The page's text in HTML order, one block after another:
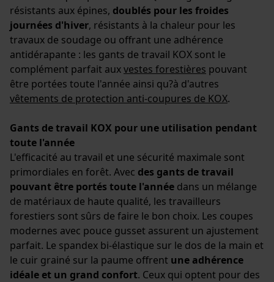
résistants aux épines, doublés pour les froides
journées d'hiver, résistants à la chaleur pour les
travaux de soudage ou offrant une adhérence
antidérapante : les gants de travail KOX sont le
complément parfait auxvestes forestières pouvant
être portées toute l'année ainsi qu?à d'autres
vêtements de protection anti-coupures de KOX.
Gants de travail KOX pour une utilisation pendant
toute l'année
L'efficacité au travail et une sécurité maximale sont
primordiales en forêt. Avec des gants de travail
pouvant être portés toute l'année dans un mélange
de matériaux de haute qualité, les travailleurs
forestiers sont sûrs de faire le bon choix. Les coupes
modernes avec pouce gusset assurent un ajustement
parfait. Le spandex bi-élastique sur le dos de la main et
le cuir grainé sur la paume offrent une adhérence
idéale et un grand confort. Ceux qui optent pour des
utilisateurs
Vidéos YouTube
Google Maps
Prise de contact par chat
Google Global Site Tag
Microsoft Advertising Universal
Event Tracking
Survicate